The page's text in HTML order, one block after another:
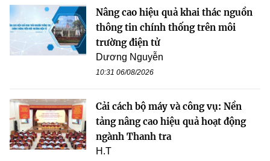
Nâng cao hiệu quả khai thác nguồn
thông tin chính thống trên môi
trường điện tử
Dương Nguyễn
10:31 06/08/2026
Cải cách bộ máy và công vụ: Nền
tảng nâng cao hiệu quả hoạt động
ngành Thanh tra
H.T